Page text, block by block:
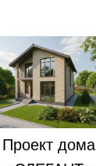
Проект дома